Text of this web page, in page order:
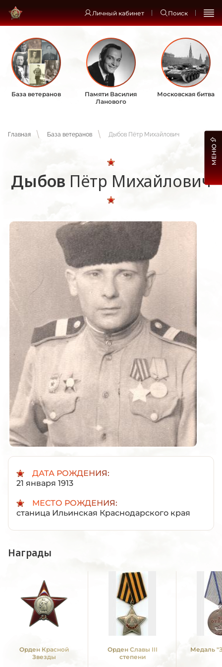
Личный кабинет Поиск
База ветеранов
Памяти Василия
Ланового
Московская битва
Главная База ветеранов Дыбов Пётр Михайлович
Дыбов Пётр Михайлович
ДАТА РОЖДЕНИЯ:
21 января 1913
МЕСТО РОЖДЕНИЯ:
станица Ильинская Краснодарского края
Награды
Орден Красной
Звезды
Орден Славы III
степени
Медаль
МЕНЮ